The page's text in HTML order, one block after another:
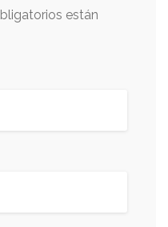
están